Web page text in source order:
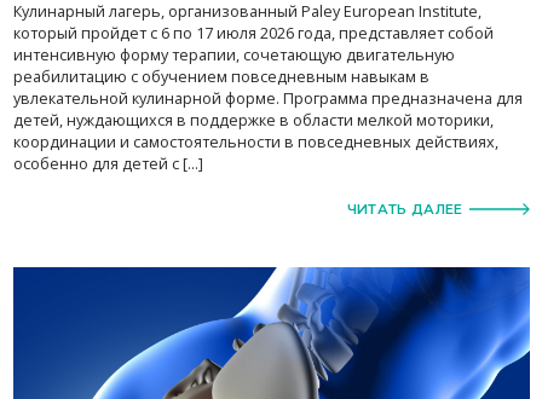
Кулинарный лагерь, организованный Paley European Institute,
который пройдет с 6 по 17 июля 2026 года, представляет собой
интенсивную форму терапии, сочетающую двигательную
реабилитацию с обучением повседневным навыкам в
увлекательной кулинарной форме. Программа предназначена для
детей, нуждающихся в поддержке в области мелкой моторики,
координации и самостоятельности в повседневных действиях,
особенно для детей с […]
ЧИТАТЬ ДАЛЕЕ